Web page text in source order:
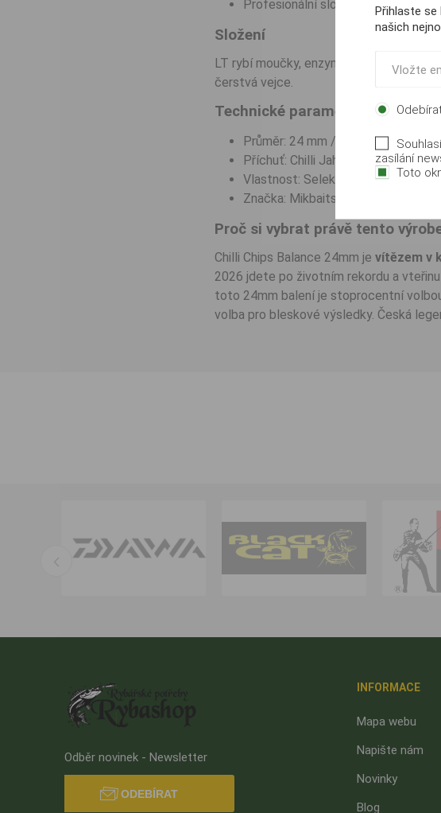
Profesionální složení s
Složení
LT rybí moučky, enzymatické moučky,
čerstvá vejce.
Technické parametry
Průměr: 24 mm / Objem: 250 ml
Příchuť: Chilli Jahoda
Vlastnost: Selektivně vyvážené
Značka: Mikbaits
Proč si vybrat právě tento
Chilli Chips Balance 24mm jevítězem v
2026 jdete po životním rekordu a
toto 24mm balení je stoprocentní
volba pro bleskové výsledky. Česká
Odběr novinek - Newsletter
ODEBÍRAT
INFORMACE
Mapa webu
Napište nám
Novinky
Blog
Přihlaste se
našich
zasílání
Toto